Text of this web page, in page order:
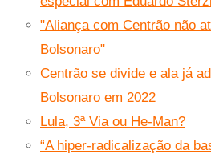
"Aliança com Centrão não
Bolsonaro"
Centrão se divide e ala já
Bolsonaro em 2022
Lula, 3ª Via ou He-Man?
“A hiper-radicalização da